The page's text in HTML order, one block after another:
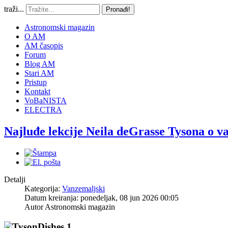
traži... Pronađi!
Astronomski magazin
O AM
AM časopis
Forum
Blog AM
Stari AM
Pristup
Kontakt
VoBaNISTA
ELECTRA
Najluđe lekcije Neila deGrasse Tysona o
Detalji
Kategorija: Vanzemaljski
Datum kreiranja: ponedeljak, 08 jun 2026 00:05
AutorAstronomski magazin